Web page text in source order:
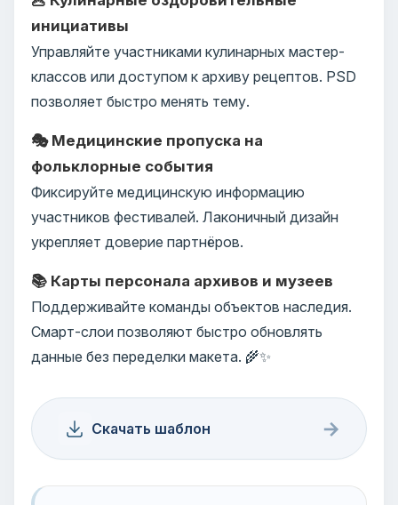
инициативы
Управляйте участниками кулинарных мастер-
классов или доступом к архиву рецептов. PSD
позволяет быстро менять тему.
🎭 Медицинские пропуска на
фольклорные события
Фиксируйте медицинскую информацию
участников фестивалей. Лаконичный дизайн
укрепляет доверие партнёров.
📚 Карты персонала архивов и музеев
Поддерживайте команды объектов наследия.
Смарт-слои позволяют быстро обновлять
данные без переделки макета. 🌾✨
Скачать шаблон →